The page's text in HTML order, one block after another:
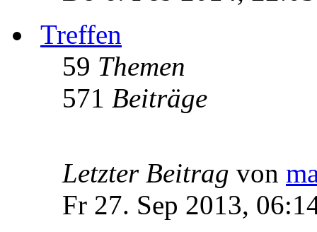
Treffen
59 Themen
571 Beiträge
Letzter Beitrag von
Fr 27. Sep 2013,